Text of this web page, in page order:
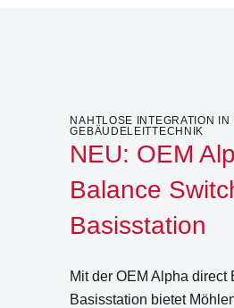
NAHTLOSE INTEGRATION
GEBÄUDELEITTECHNIK
NEU: OEM
Balance
Basisstation
Mit der OEM Alpha
Basisstation bietet